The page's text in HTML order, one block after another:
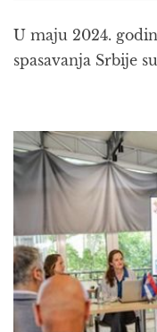
U maju 2024.
spasavanja Srbije